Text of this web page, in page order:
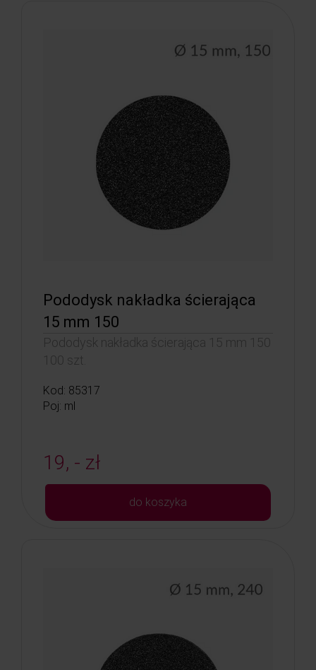
Pododysk nakładka ścierająca
15 mm 150
Pododysk nakładka ścierająca 15 mm 150
100 szt.
Kod: 85317
Poj: ml
19, - zł
do koszyka